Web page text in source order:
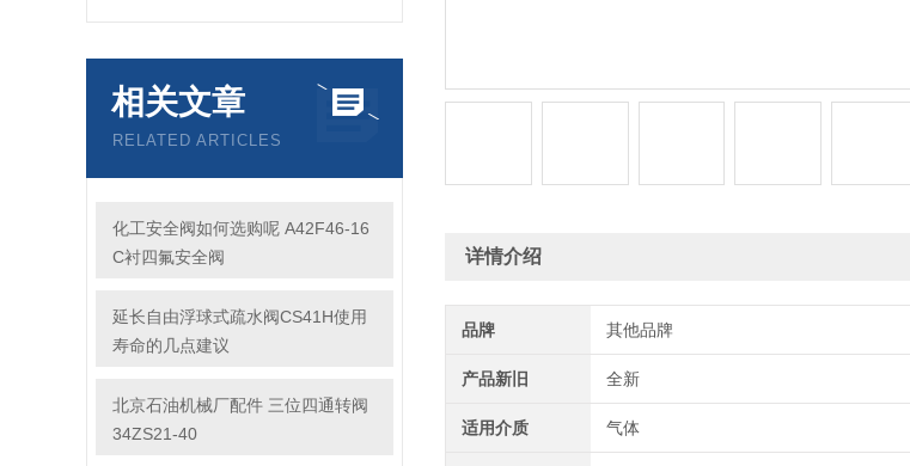
相关文章
RELATED ARTICLES
化工安全阀如何选购呢 A42F46-16
C衬四氟安全阀
延长自由浮球式疏水阀CS41H使用
寿命的几点建议
北京石油机械厂配件 三位四通转阀
34ZS21-40
详情介绍
品牌 其他品牌
产品新旧 全新
适用介质 气体